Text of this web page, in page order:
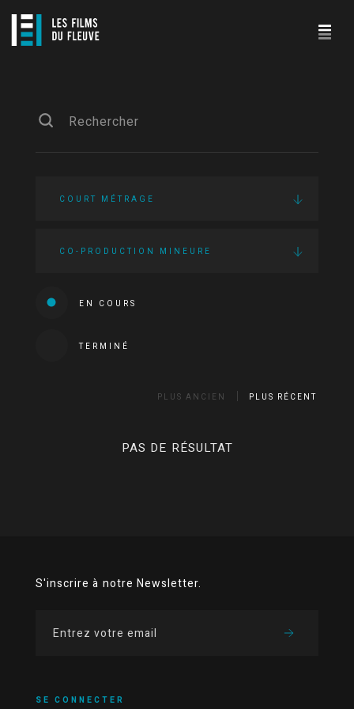
COURT MÉTRAGE
CO-PRODUCTION MINEURE
EN COURS
TERMINÉ
PLUS ANCIEN PLUS RÉCENT
PAS DE RÉSULTAT
S'inscrire à notre Newsletter.
SE CONNECTER